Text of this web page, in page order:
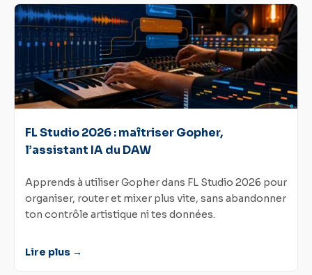
FL Studio 2026 : maîtriser Gopher,
l’assistant IA du DAW
Apprends à utiliser Gopher dans FL Studio 2026 pour
organiser, router et mixer plus vite, sans abandonner
ton contrôle artistique ni tes données.
Lire plus →